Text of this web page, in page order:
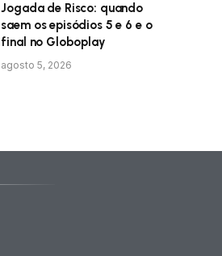
Jogada de Risco: quando
saem os episódios 5 e 6 e o
final no Globoplay
agosto 5, 2026